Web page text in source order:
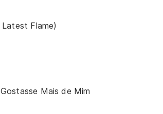
Flame)
Mais de Mim